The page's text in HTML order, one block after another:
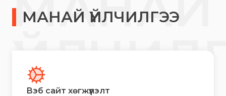
МАНАЙ ҮЙЛЧИЛГЭЭ
Вэб сайт хөгжүүлэлт